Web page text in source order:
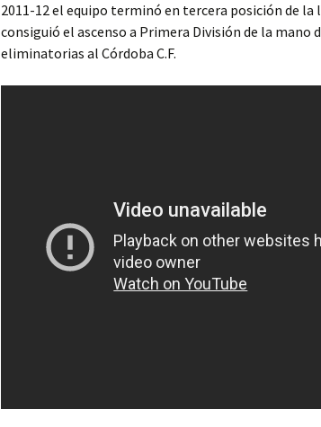
2011-12 el equipo terminó en tercera posición de la
consiguió el ascenso a Primera División de la mano
eliminatorias al Córdoba C.F.